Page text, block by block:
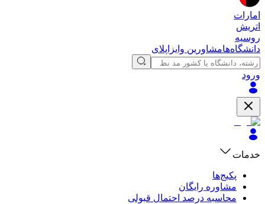
امارات
اتریش
روسیه
دانشگاه‌هامشاورین وایزاپلای
ورود
خدمات
پکیج‌ها
مشاوره رایگان
محاسبه درصد احتمال قبولی